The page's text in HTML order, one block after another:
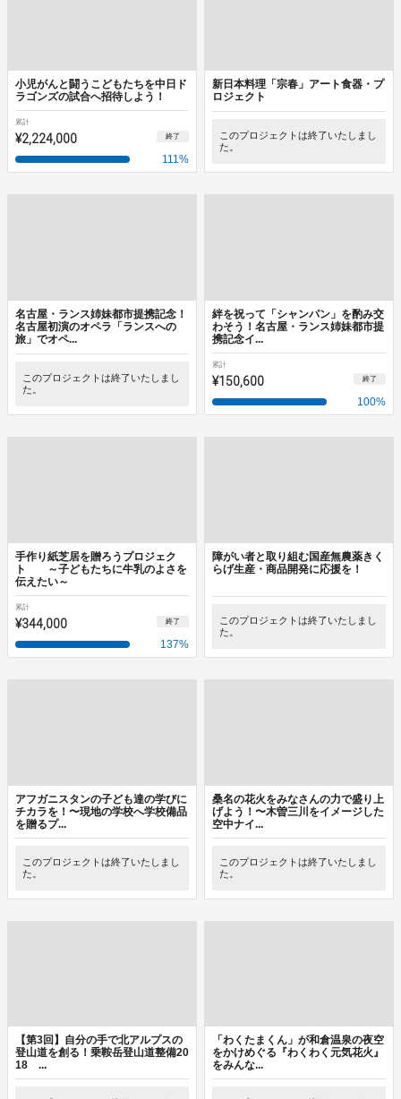
小児がんと闘うこどもたちを中日ド
ラゴンズの試合へ招待しよう！
累計
¥2,224,000 終了
111%
新日本料理「宗春」アート食器・プ
ロジェクト
このプロジェクトは終了いたしまし
た。
名古屋・ランス姉妹都市提携記念！
名古屋初演のオペラ「ランスへの
旅」でオペ...
このプロジェクトは終了いたしまし
た。
絆を祝って「シャンパン」を酌み交
わそう！名古屋・ランス姉妹都市提
携記念イ...
累計
¥150,600 終了
100%
手作り紙芝居を贈ろうプロジェク
ト ～子どもたちに牛乳のよさを
伝えたい～
累計
¥344,000 終了
137%
障がい者と取り組む国産無農薬きく
らげ生産・商品開発に応援を！
このプロジェクトは終了いたしまし
た。
アフガニスタンの子ども達の学びに
チカラを！〜現地の学校へ学校備品
を贈るプ...
このプロジェクトは終了いたしまし
た。
桑名の花火をみなさんの力で盛り上
げよう！〜木曽三川をイメージした
空中ナイ...
このプロジェクトは終了いたしまし
た。
【第3回】自分の手で北アルプスの
登山道を創る！乗鞍岳登山道整備20
18 ...
「わくたまくん」が和倉温泉の夜空
をかけめぐる『わくわく元気花火』
をみんな...